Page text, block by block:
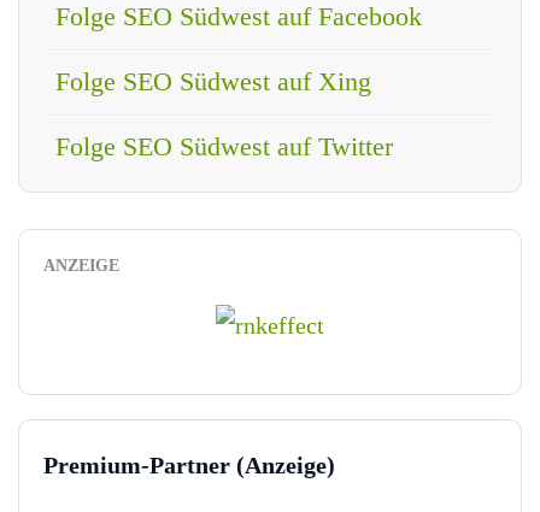
Folge SEO Südwest auf Facebook
Folge SEO Südwest auf Xing
Folge SEO Südwest auf Twitter
ANZEIGE
Premium-Partner (Anzeige)